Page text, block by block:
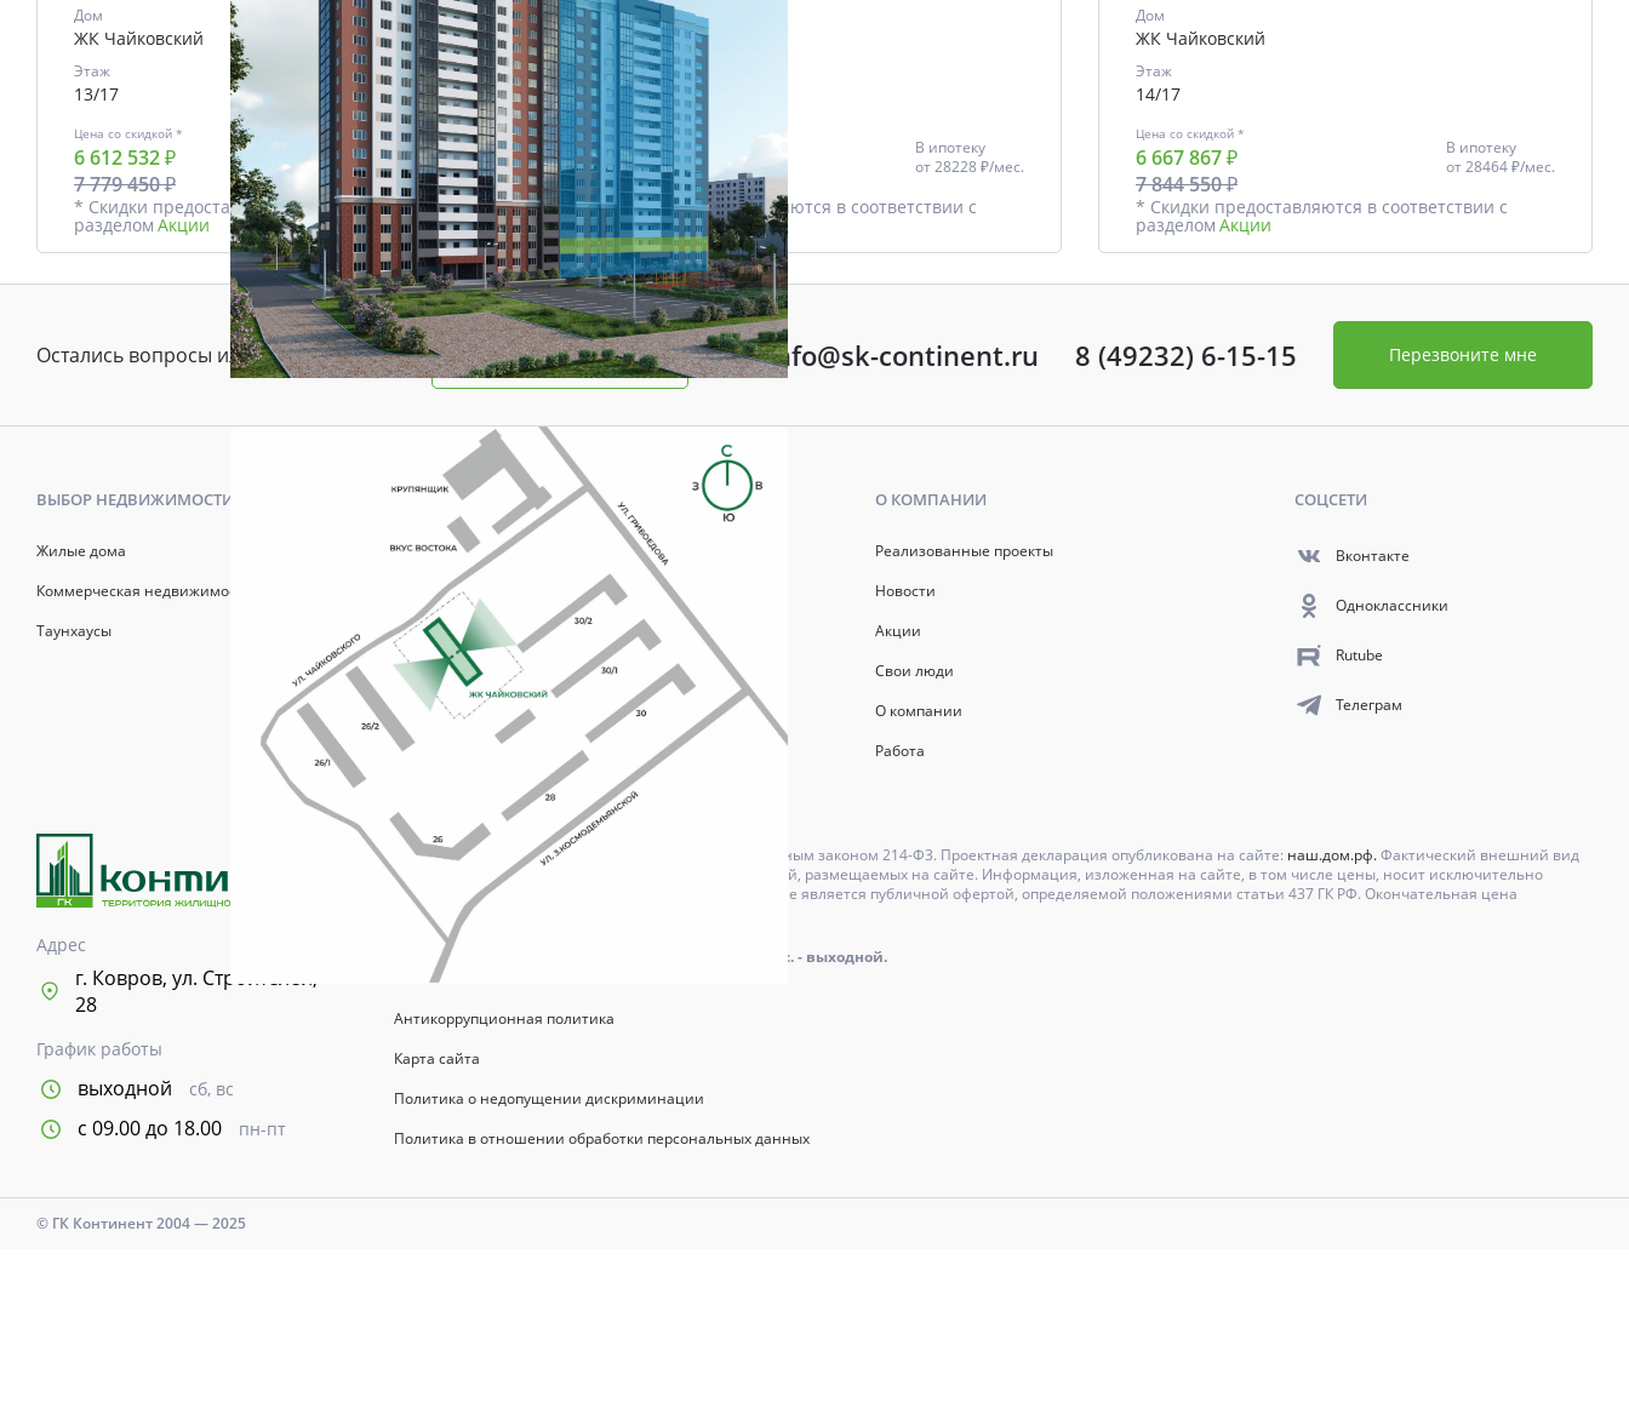
Дом
ЖК Чайковский
Этаж
13/17
Цена со скидкой *
6 612 532 ₽
7 779 450 ₽
В ипотеку
от28228 ₽/мес.
* Скидки предоставляются в соответствии с
разделом Акции
Дом
ЖК Чайковский
Этаж
13/17
Цена со скидкой *
6 612 532 ₽
7 779 450 ₽
В ипотеку
от28228 ₽/мес.
* Скидки предоставляются в соответствии с
разделом Акции
Дом
ЖК Чайковский
Этаж
14/17
Цена со скидкой *
6 667 867 ₽
7 844 550 ₽
В ипотеку
от28464 ₽/мес.
* Скидки предоставляются в соответствии с
разделом Акции
Остались вопросы или предложения? Задать вопрос info@sk-continent.ru 8 (49232) 6-15-15 Перезвоните мне
ВЫБОР НЕДВИЖИМОСТИ
Жилые дома
Коммерческая недвижимость
Таунхаусы
КАК КУПИТЬ
Калькулятор ипотеки
Онлайн-запись
Рассрочка
Материнский капитал
Трейд-Ин
О КОМПАНИИ
Реализованные проекты
Новости
Акции
Свои люди
О компании
Работа
СОЦСЕТИ
Вконтакте
Одноклассники
Rutube
Телеграм
Адрес
г. Ковров, ул. Строителей,
28
График работы
выходной сб, вс
с 09.00 до 18.00 пн-пт
Продажи осуществляются в соответствии с Федеральным законом 214-Ф3. Проектная декларация опубликована на сайте: наш.дом.рф.Фактический внешний вид
возводимых зданий может отличаться от изображений, размещаемых на сайте. Информация, изложенная на сайте, в том числе цены, носит исключительно
информационный характер и ни при каких условиях не является публичной офертой, определяемой положениями статьи 437 ГК РФ. Окончательная цена
указывается в договоре.
Время и дни работы сайта: пн.-пт.: 9.00 - 18.00, сб., вс. - выходной.
Антикоррупционная политика
Карта сайта
Политика о недопущении дискриминации
Политика в отношении обработки персональных данных
© ГК Континент 2004 — 2025